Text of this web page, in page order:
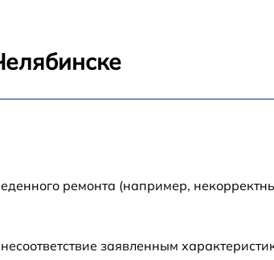
ремонта (например,
заявленным